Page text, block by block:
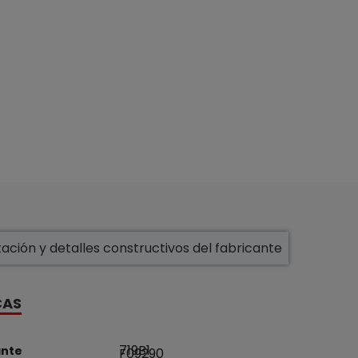
y detalles constructivos del fabricante
F09290
719B1